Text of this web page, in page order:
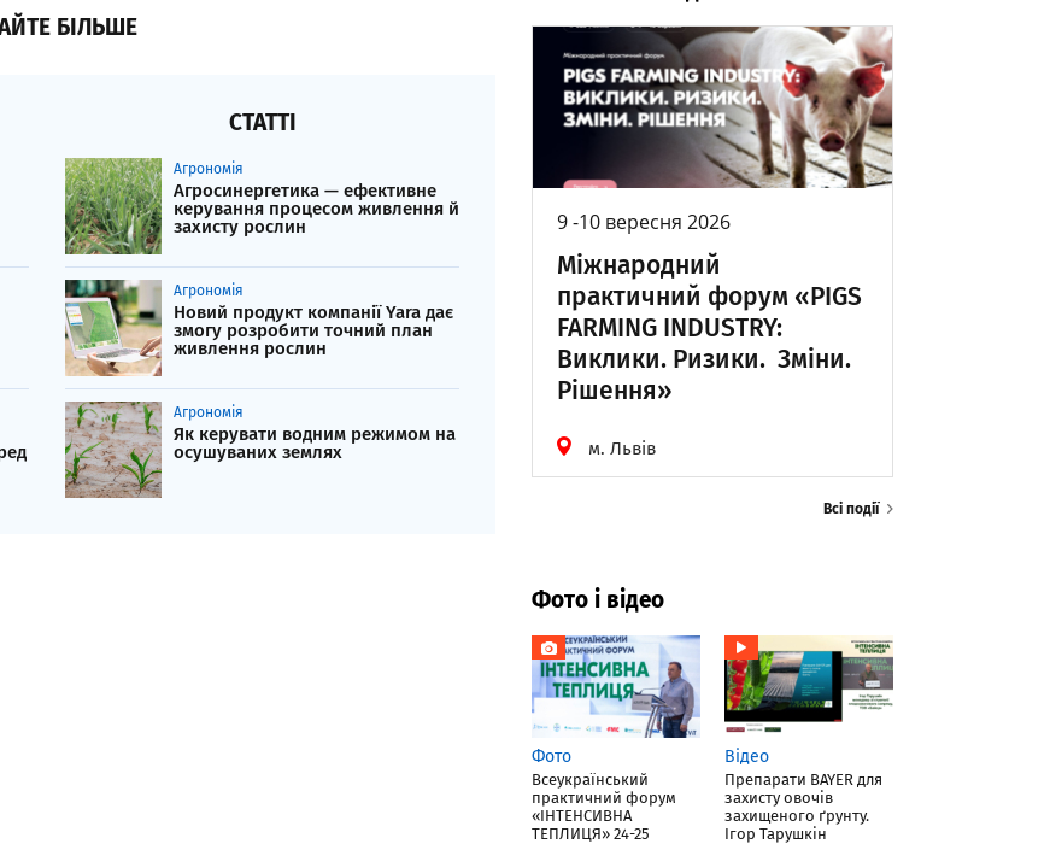
БІЛЬШЕ
СТАТТІ
Агрономія
Агросинергетика — ефективне
керування процесом живлення й
захисту рослин
Агрономія
Новий продукт компанії Yara дає
змогу розробити точний план
живлення рослин
Агрономія
Як керувати водним режимом на
осушуваних землях
9 -10 вересня 2026
Міжнародний
практичний форум «PIGS
FARMING INDUSTRY:
Виклики. Ризики. Зміни.
Рішення»
м. Львів
Всі події
Фото і відео
Фото
Всеукраїнський
практичний форум
«ІНТЕНСИВНА
ТЕПЛИЦЯ» 24-25
Відео
Препарати BAYER для
захисту овочів
захищеного ґрунту.
Ігор Тарушкін